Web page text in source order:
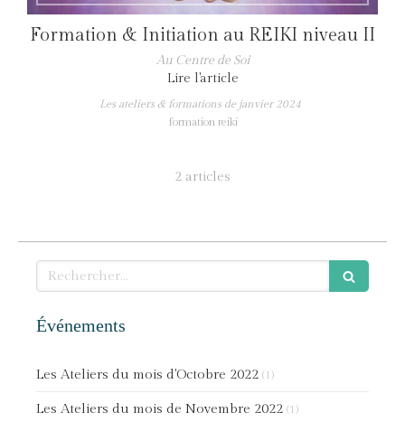
Formation & Initiation au REIKI niveau II
Au Centre de Soi
Lire l'article
Les ateliers & formations de janvier 2024
formation reiki
2 articles
Rechercher
Événements
Les Ateliers du mois d'Octobre 2022 (1)
Les Ateliers du mois de Novembre 2022 (1)